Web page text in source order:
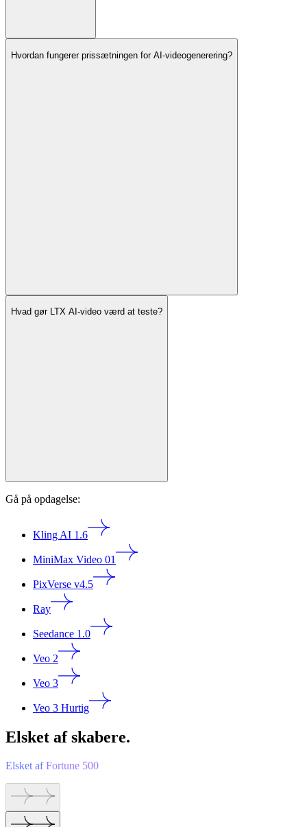
Hvordan fungerer prissætningen for AI-videogenerering?
Hvad gør LTX AI-video værd at teste?
Gå på opdagelse:
Kling AI 1.6
MiniMax Video 01
PixVerse v4.5
Ray
Seedance 1.0
Veo 2
Veo 3
Veo 3 Hurtig
Elsket af skabere.
Elsket af Fortune 500